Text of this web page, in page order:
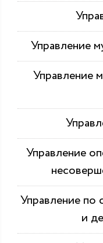
Управление
Управление
Управление
Управление по
и